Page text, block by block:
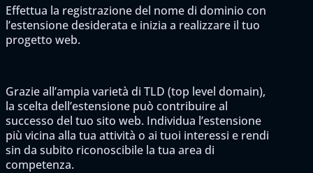
Effettua la registrazione del nome di dominio con
l’estensione desiderata e inizia a realizzare il tuo
progetto web.
Grazie all’ampia varietà di TLD (top level domain),
la scelta dell’estensione può contribuire al
successo del tuo sito web. Individua l’estensione
più vicina alla tua attività o ai tuoi interessi e rendi
sin da subito riconoscibile la tua area di
competenza.